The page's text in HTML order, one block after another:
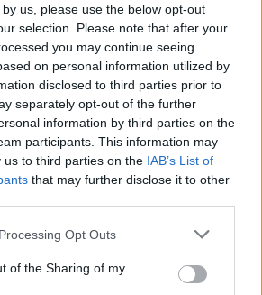
us, please use the below opt-out
selection. Please note that after your
you may continue seeing
on personal information utilized by
disclosed to third parties prior to
separately opt-out of the further
information by third parties on the
participants. This information may
us to third parties on the IAB’s List of
that may further disclose it to other
website/app uses one or more Google
or usage behaviour. You may click to
to Google and its third-party tags to
Opt Outs
of the Sharing of my